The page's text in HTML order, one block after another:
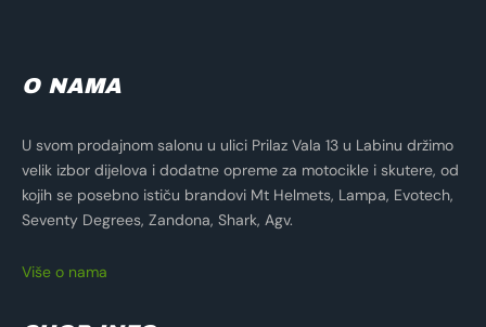
O NAMA
U svom prodajnom salonu u ulici Prilaz Vala 13 u Labinu držimo
velik izbor dijelova i dodatne opreme za motocikle i skutere, od
kojih se posebno ističu brandovi Mt Helmets, Lampa, Evotech,
Seventy Degrees, Zandona, Shark, Agv.
Više o nama